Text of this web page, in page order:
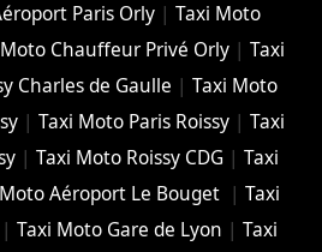
Paris Orly |Taxi Moto
Chauffeur Privé Orly |Taxi
Charles de Gaulle |Taxi Moto
| Taxi Moto Paris Roissy| Taxi
| Taxi Moto Roissy CDG | Taxi
Aéroport Le Bouget | Taxi
Taxi Moto Gare de Lyon | Taxi